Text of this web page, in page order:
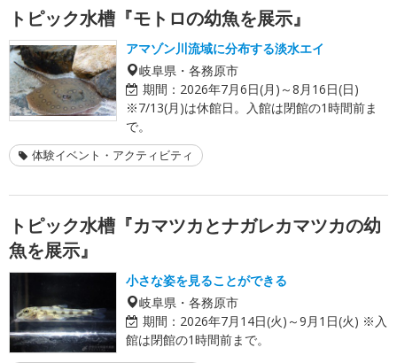
トピック水槽『モトロの幼魚を展示』
アマゾン川流域に分布する淡水エイ
岐阜県・各務原市
期間： 2026年7月6日(月)～8月16日(日)
※7/13(月)は休館日。入館は閉館の1時間前ま
で。
体験イベント・アクティビティ
トピック水槽『カマツカとナガレカマツカの幼
魚を展示』
小さな姿を見ることができる
岐阜県・各務原市
期間： 2026年7月14日(火)～9月1日(火) ※入
館は閉館の1時間前まで。